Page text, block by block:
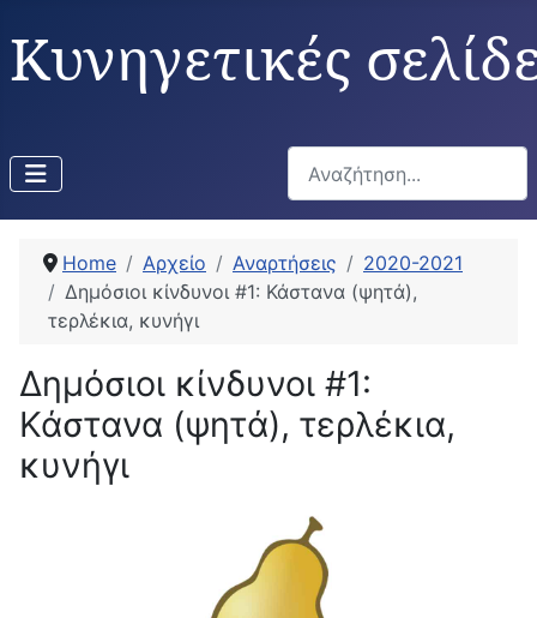
Κυνηγετικές
Αναζήτηση...
Home Αρχείο Αναρτήσεις
2020-2021
Δημόσιοι κίνδυνοι #1: Κάστανα (ψητά),
τερλέκια, κυνήγι
Δημόσιοι κίνδυνοι #1:
Κάστανα (ψητά), τερλέκια,
κυνήγι